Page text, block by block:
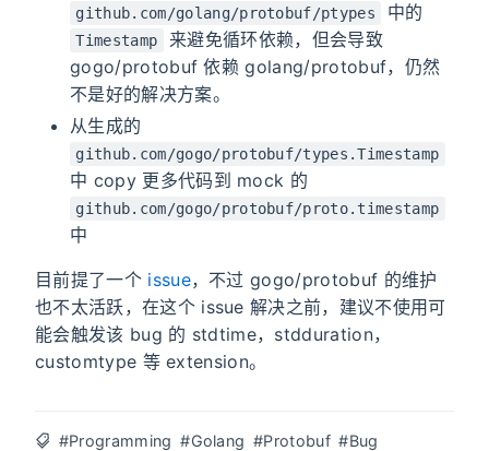
github.com/golang/protobuf/ptypes 中的
Timestamp
来避免循环依赖，但会导致
gogo/protobuf 依赖 golang/protobuf，仍然
不是好的解决方案。
从生成的
github.com/gogo/protobuf/types.Timestamp
中 copy 更多代码到 mock 的
github.com/gogo/protobuf/proto.timestamp
中
目前提了一个 issue，不过 gogo/protobuf 的维护
也不太活跃，在这个 issue 解决之前，建议不使用可
能会触发该 bug 的 stdtime，stdduration，
customtype 等 extension。
#Programming #Golang #Protobuf #Bug